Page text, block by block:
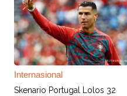
Internasional
Skenario Portugal Lolos 32